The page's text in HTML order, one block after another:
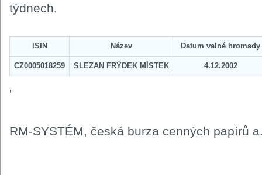
týdnech.
ISIN Název Datum valné hromady
CZ0005018259 SLEZAN FRÝDEK MÍSTEK 4.12.2002
'
RM-SYSTÉM, česká burza cenných papírů